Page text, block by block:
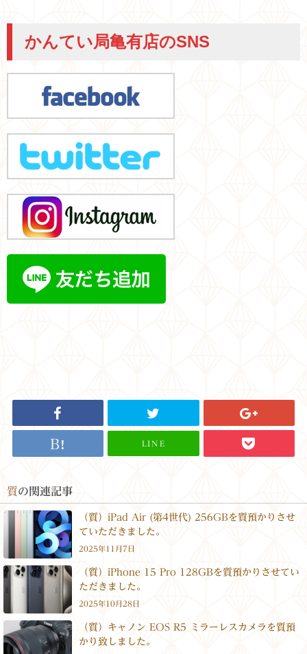
かんてい局亀有店のSNS
LINE
質の関連記事
（質）iPad Air (第4世代) 256GBを質預かりさせ
ていただきました。
2025年11月7日
（質）iPhone 15 Pro 128GBを質預かりさせてい
ただきました。
2025年10月28日
（質）キャノン EOS R5 ミラーレスカメラを質預
かり致しました。